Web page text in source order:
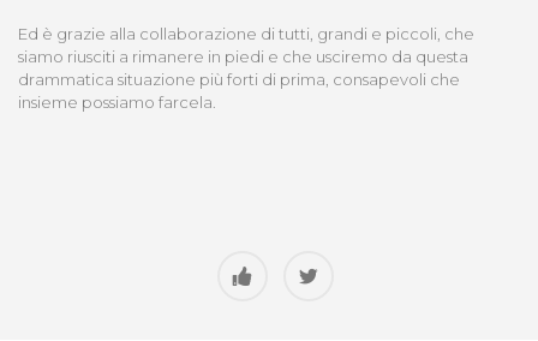
Ed è grazie alla collaborazione di tutti, grandi e piccoli, che
siamo riusciti a rimanere in piedi e che usciremo da questa
drammatica situazione più forti di prima, consapevoli che
insieme possiamo farcela.